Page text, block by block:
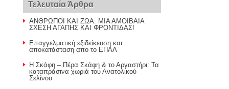
Τελευταία Άρθρα
ΑΝΘΡΩΠΟΙ ΚΑΙ ΖΩΑ: ΜΙΑ ΑΜΟΙΒΑΙΑ
ΣΧΕΣΗ ΑΓΑΠΗΣ ΚΑΙ ΦΡΟΝΤΙΔΑΣ!
Επαγγελματική εξιδείκευση και
αποκατάσταση απο το ΕΠΑΛ
Η Σκάφη – Πέρα Σκάφη & το Αργαστήρι: Τα
καταπράσινα χωριά του Ανατολικού
Σελίνου